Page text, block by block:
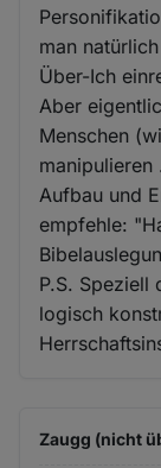
man
Über-Ich
Aber
Menschen
Aufbau und
empfehle:
P.S. Speziell
logisch
Zaugg (nicht